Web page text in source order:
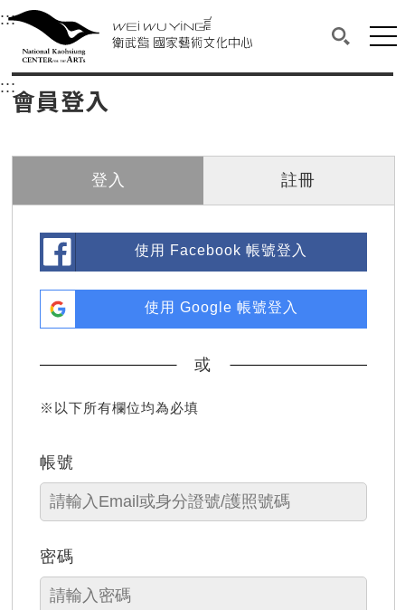
衛武營國家藝術文化中心
中央內容區塊，為本頁主要內容區。
:::選單連結區塊，此區塊列有本網站主要連結。
衛武營國家藝術文化中心
搜尋(開
網
::: 中央內容區塊，為本頁主要內容區。
會員登入
登入 註冊
使用 Facebook 帳號登入
使用 Google 帳號登入
或
※以下所有欄位均為必填
帳號
密碼